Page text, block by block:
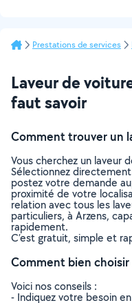
Prestations de services
Laveur de
faut savoir
Comment trouver un
Vous cherchez un laveur
Sélectionnez
postez votre demande
proximité de votre
relation avec tous les
particuliers, à Arzens,
rapidement.
C’est gratuit, simple et
Comment bien choisir
Voici nos conseils :
- Indiquez votre besoin